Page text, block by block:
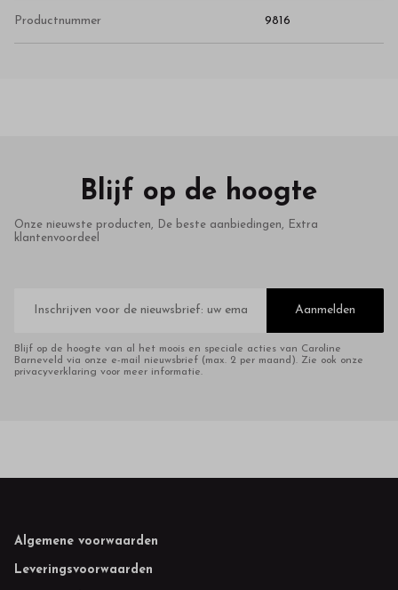
Productnummer 9816
Blijf op de hoogte
Onze nieuwste producten, De beste aanbiedingen, Extra
klantenvoordeel
mailadres
Aanmelden
Blijf op de hoogte van al het moois en speciale acties van Caroline
Barneveld via onze e-mail nieuwsbrief (max. 2 per maand). Zie ook onze
privacyverklaring voor meer informatie.
Footer
Algemene voorwaarden
Leveringsvoorwaarden